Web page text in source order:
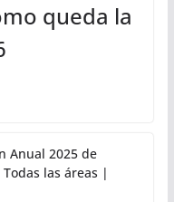
queda la
Anual 2025 de
las áreas |